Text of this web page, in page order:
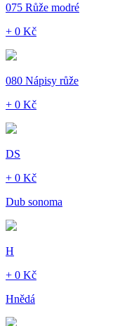
075 Růže modré
+ 0 Kč
080 Nápisy růže
+ 0 Kč
DS
+ 0 Kč
Dub sonoma
H
+ 0 Kč
Hnědá